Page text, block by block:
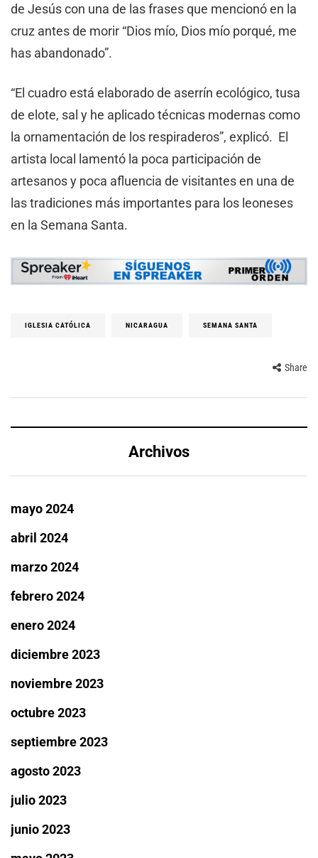
de Jesús con una de las frases que mencionó en la
cruz antes de morir “Dios mío, Dios mío porqué, me
has abandonado”.
“El cuadro está elaborado de aserrín ecológico, tusa
de elote, sal y he aplicado técnicas modernas como
la ornamentación de los respiraderos”, explicó. El
artista local lamentó la poca participación de
artesanos y poca afluencia de visitantes en una de
las tradiciones más importantes para los leoneses
en la Semana Santa.
IGLESIA CATÓLICA NICARAGUA SEMANA SANTA
Share
Archivos
mayo 2024
abril 2024
marzo 2024
febrero 2024
enero 2024
diciembre 2023
noviembre 2023
octubre 2023
septiembre 2023
agosto 2023
julio 2023
junio 2023